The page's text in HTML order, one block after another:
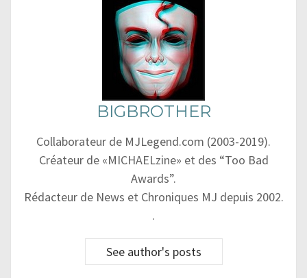
BIGBROTHER
Collaborateur de MJLegend.com (2003-2019).
Créateur de «MICHAELzine» et des “Too Bad
Awards”.
Rédacteur de News et Chroniques MJ depuis 2002.
.
See author's posts